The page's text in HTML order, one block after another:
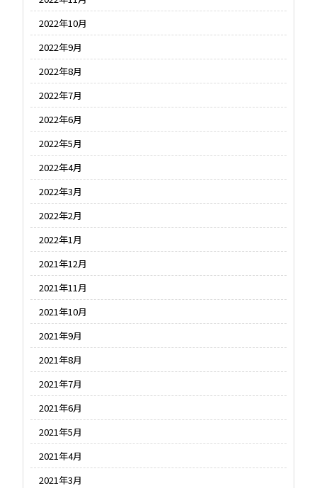
2022年10月
2022年9月
2022年8月
2022年7月
2022年6月
2022年5月
2022年4月
2022年3月
2022年2月
2022年1月
2021年12月
2021年11月
2021年10月
2021年9月
2021年8月
2021年7月
2021年6月
2021年5月
2021年4月
2021年3月